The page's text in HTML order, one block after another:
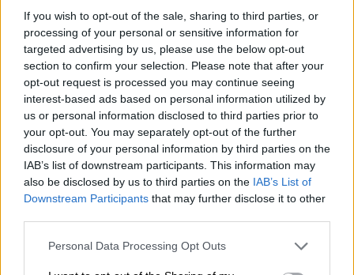
If you wish to opt-out of the sale, sharing to third parties, or
processing of your personal or sensitive information for
targeted advertising by us, please use the below opt-out
section to confirm your selection. Please note that after your
opt-out request is processed you may continue seeing
interest-based ads based on personal information utilized by
us or personal information disclosed to third parties prior to
your opt-out. You may separately opt-out of the further
disclosure of your personal information by third parties on the
IAB’s list of downstream participants. This information may
also be disclosed by us to third parties on the IAB’s List of
Downstream Participants that may further disclose it to other
Personal Data Processing Opt Outs